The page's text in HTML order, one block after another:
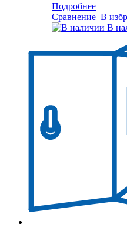
Подробнее
Сравнение В
В